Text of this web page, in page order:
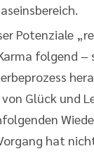
Potenziale
folgend –
Glück und
hat